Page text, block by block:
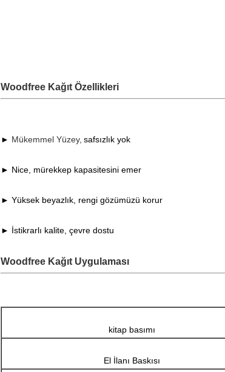
Woodfree Kağıt Özellikleri
► ​​ Mükemmel Yüzey, safsızlık yok
► Nice, mürekkep kapasitesini emer
► Yüksek beyazlık, rengi gözümüzü korur
► İstikrarlı kalite, çevre dostu
Woodfree Kağıt Uygulaması
kitap basımı
El İlanı Baskısı